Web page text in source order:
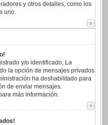
y otros detalles, como los
uno.
y/o identificado, La
la opción de mensajes privados
ha deshabilitado para
de enviar mensajes.
más información.